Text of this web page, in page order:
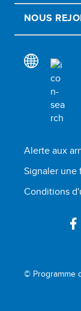
NOUS
Alerte aux
Signaler une
Conditions
© Programme